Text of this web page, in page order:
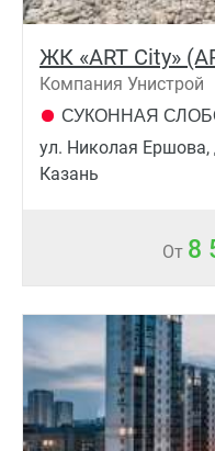
ЖК «ART City»
Компания Унистрой
СУКОННАЯ
ул. Николая Ершова,
Казань
От 8